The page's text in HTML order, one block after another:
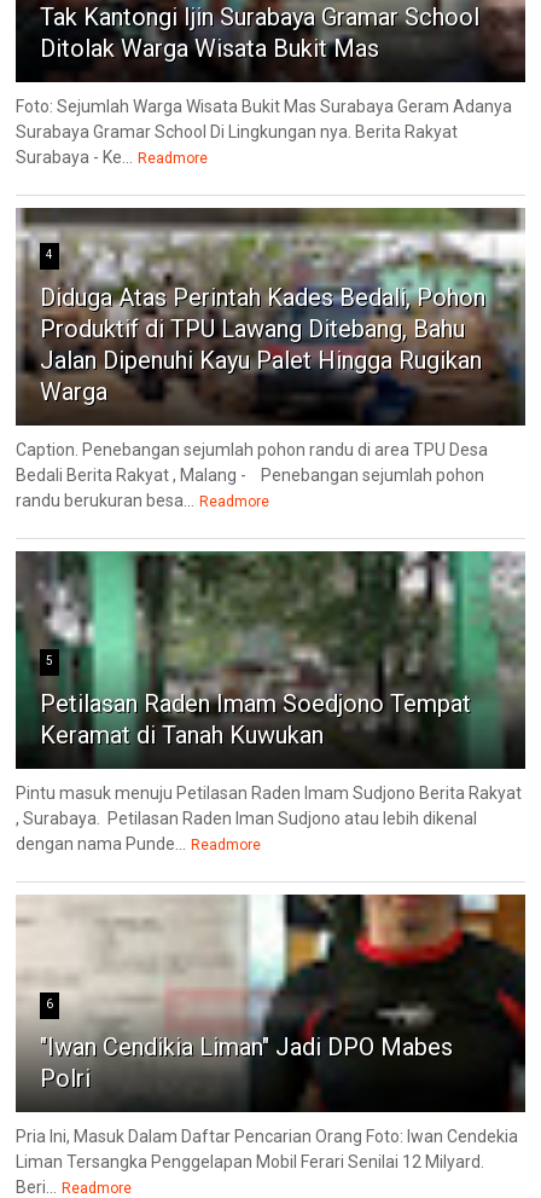
Tak Kantongi Ijin Surabaya Gramar School
Ditolak Warga Wisata Bukit Mas
Foto: Sejumlah Warga Wisata Bukit Mas Surabaya Geram Adanya
Surabaya Gramar School Di Lingkungan nya. Berita Rakyat
Surabaya - Ke...
Readmore
4
Diduga Atas Perintah Kades Bedali, Pohon
Produktif di TPU Lawang Ditebang, Bahu
Jalan Dipenuhi Kayu Palet Hingga Rugikan
Warga
Caption. Penebangan sejumlah pohon randu di area TPU Desa
Bedali Berita Rakyat , Malang - Penebangan sejumlah pohon
randu berukuran besa...
Readmore
5
Petilasan Raden Imam Soedjono Tempat
Keramat di Tanah Kuwukan
Pintu masuk menuju Petilasan Raden Imam Sudjono Berita Rakyat
, Surabaya. Petilasan Raden Iman Sudjono atau lebih dikenal
dengan nama Punde...
Readmore
6
"Iwan Cendikia Liman" Jadi DPO Mabes
Polri
Pria Ini, Masuk Dalam Daftar Pencarian Orang Foto: Iwan Cendekia
Liman Tersangka Penggelapan Mobil Ferari Senilai 12 Milyard.
Beri...
Readmore